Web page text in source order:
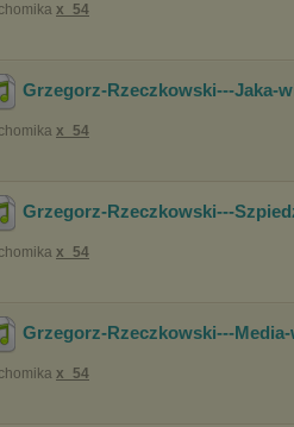
x_54
Grzegorz-Rzeczkowski---Jaka-
x_54
Grzegorz-Rzeczkowski---
x_54
Grzegorz-Rzeczkowski---
x_54